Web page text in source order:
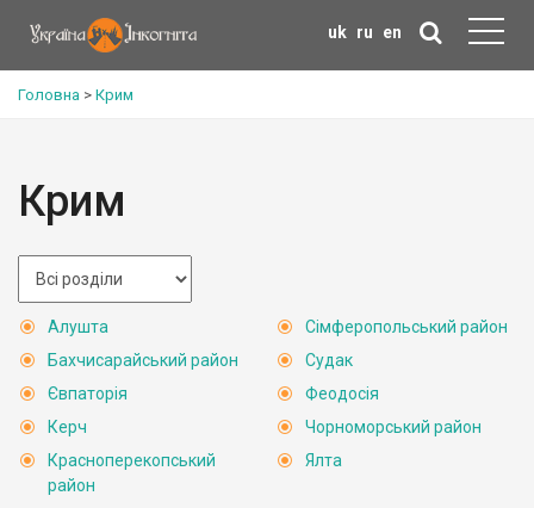
uk ru en
Головна > Крим
Крим
Алушта
Бахчисарайський район
Євпаторія
Керч
Красноперекопський
район
Сімферопольський район
Судак
Феодосія
Чорноморський район
Ялта